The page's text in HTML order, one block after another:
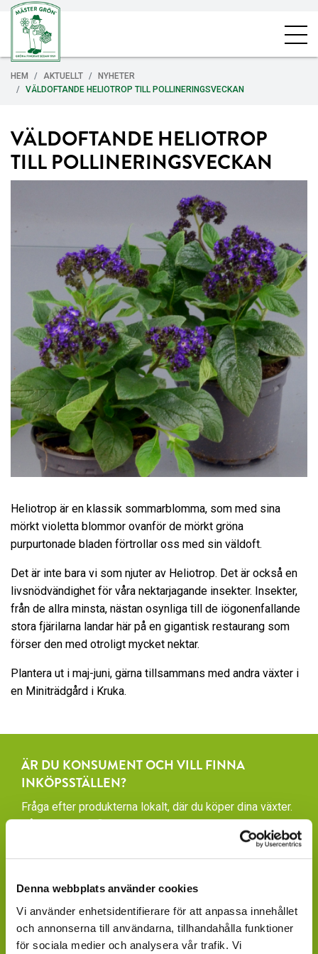
Denna webbplats använder cookies
Vi använder enhetsidentifierare för att anpassa innehållet
och annonserna till användarna, tillhandahålla funktioner
för sociala medier och analysera vår trafik. Vi
HEM AKTUELLT
NYHETER
VÄLDOFTANDE HELIOTROP TILL POLLINERINGSVECKAN
VÄLDOFTANDE HELIOTROP
TILL POLLINERINGSVECKAN
Heliotrop är en klassik sommarblomma, som med sina
mörkt violetta blommor ovanför de mörkt gröna
purpurtonade bladen förtrollar oss med sin väldoft.
Det är inte bara vi som njuter av Heliotrop. Det är också en
livsnödvändighet för våra nektarjagande insekter. Insekter,
från de allra minsta, nästan osynliga till de iögonenfallande
stora fjärilarna landar här på en gigantisk restaurang som
förser den med otroligt mycket nektar.
Plantera ut i maj-juni, gärna tillsammans med andra växter i
en Miniträdgård i Kruka.
ÄR DU KONSUMENT OCH VILL FINNA
INKÖPSSTÄLLEN?
Fråga efter produkterna lokalt, där du köper dina växter.
Våra produkter finns under säsong tillgängliga att
beställa hos ett rikstäckande nätverk av återförsäljare
av växter och blommor.
GARDENCENTER: Blomsterlandet, Granngården,
Hornbach, Plantagen, Bauhaus, Bogrönt och många
fristående GardenCenter och Handelsträdgårdar.